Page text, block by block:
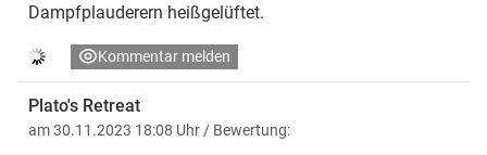
Dampfplauderern heißgelüftet.
Kommentar melden
Plato's Retreat
am 30.11.2023 18:08 Uhr/ Bewertung: